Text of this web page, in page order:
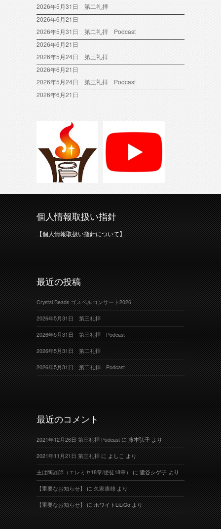
2026年5月31日 第二礼拝
2026年6月21日
2026年5月31日 第二礼拝 Podcast
2026年6月21日
2026年5月24日 第三礼拝
2026年6月21日
2026年5月24日 第三礼拝 Podcast
2026年6月21日
個人情報取扱い指針
【個人情報取扱い指針について】
最近の投稿
Crystal Beads ゴスペルコンサート2026
2026年5月31日 第三礼拝
2026年5月31日 第三礼拝 Podcast
2026年5月31日 第二礼拝
2026年5月31日 第二礼拝 Podcast
最近のコメント
2021年12月26日 第三礼拝 Podcastに藤本弘子より
2021年11月21日 第三礼拝によしこより
主は陶器師（エレミヤ18章/使徒18章）に鷺谷シゲ子より
【重要なお知らせ】に久家康雄より
【重要なお知らせ】にホワイトLiLiCoより